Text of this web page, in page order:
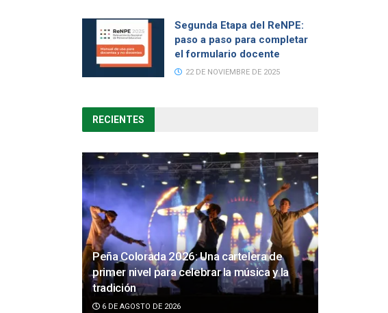
Segunda Etapa del ReNPE:
paso a paso para completar
el formulario docente
22 DE NOVIEMBRE DE 2025
RECIENTES
Peña Colorada 2026: Una cartelera de
primer nivel para celebrar la música y la
tradición
6 DE AGOSTO DE 2026